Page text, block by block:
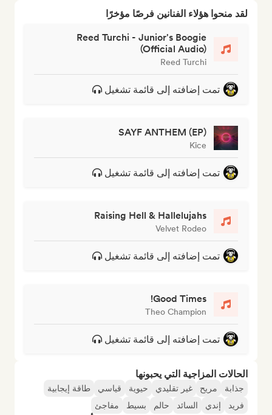
لقد منحوا هؤلاء الفنانين فرصًا مؤخرًا
Reed Turchi - Junior's Boogie
(Official Audio)
Reed Turchi
تمت إضافته إلى قائمة تشغيل
SAYF ANTHEM (EP)
Kice
تمت إضافته إلى قائمة تشغيل
Raising Hell & Hallelujahs
Velvet Rodeo
تمت إضافته إلى قائمة تشغيل
Good Times!
Theo Champion
تمت إضافته إلى قائمة تشغيل
الحالات المزاجية التي يحبونها
جذابة مريح غير تقليدي حيوية قياسي
طاقة إيجابية
فريد
إندي السائد حالم بسيط مفاجئ